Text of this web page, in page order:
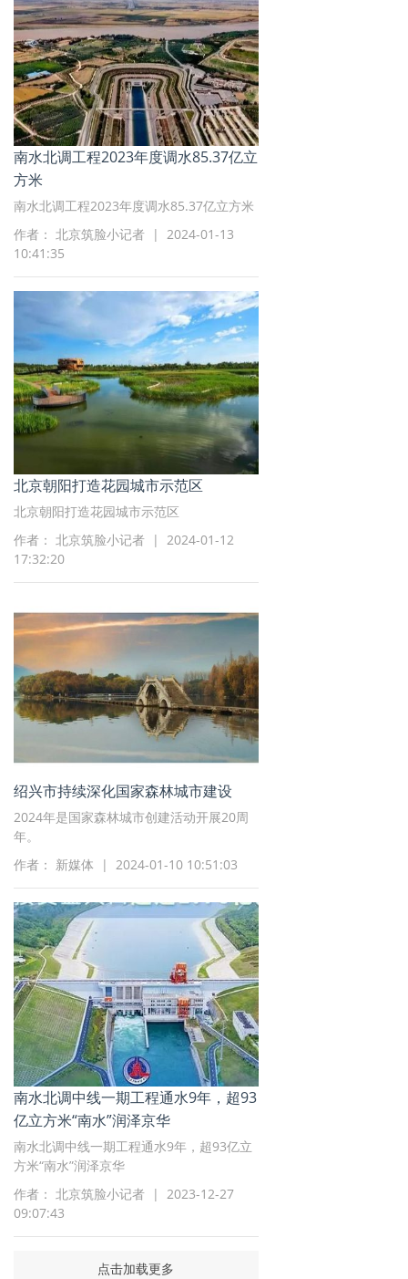
南水北调工程2023年度调水85.37亿立
方米
南水北调工程2023年度调水85.37亿立方米
作者： 北京筑脸小记者 | 2024-01-13
10:41:35
北京朝阳打造花园城市示范区
北京朝阳打造花园城市示范区
作者： 北京筑脸小记者 | 2024-01-12
17:32:20
绍兴市持续深化国家森林城市建设
2024年是国家森林城市创建活动开展20周
年。
作者： 新媒体 | 2024-01-10 10:51:03
南水北调中线一期工程通水9年，超93
亿立方米“南水”润泽京华
南水北调中线一期工程通水9年，超93亿立
方米“南水”润泽京华
作者： 北京筑脸小记者 | 2023-12-27
09:07:43
点击加载更多